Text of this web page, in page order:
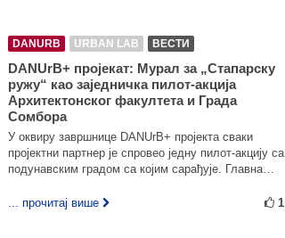
DANURB URBAN LAB ВЕСТИ
DANUrB+ пројекат: Мурал за „Стапарску
ружу“ као заједничка пилот-акција
Архитектонског факултета и Града
Сомбора
У оквиру завршнице DANUrB+ пројекта сваки
пројектни партнер је спровео једну пилот-акцију са
подунавским градом са којим сарађује. Главна…
... прочитај више 1